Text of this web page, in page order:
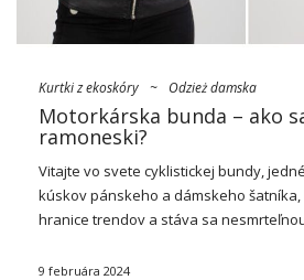
Kurtki z ekoskóry ~ Odzież damska
Motorkárska bunda – ako
ramoneski?
Vitajte vo svete cyklistickej bundy ,
kúskov pánskeho a dámskeho
hranice trendov a stáva sa
dáva nielen expresívny charakter
9 februára 2024